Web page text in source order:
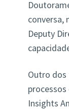
conversa,
Deputy
Outro dos
Insights